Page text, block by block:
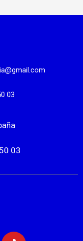
03
03